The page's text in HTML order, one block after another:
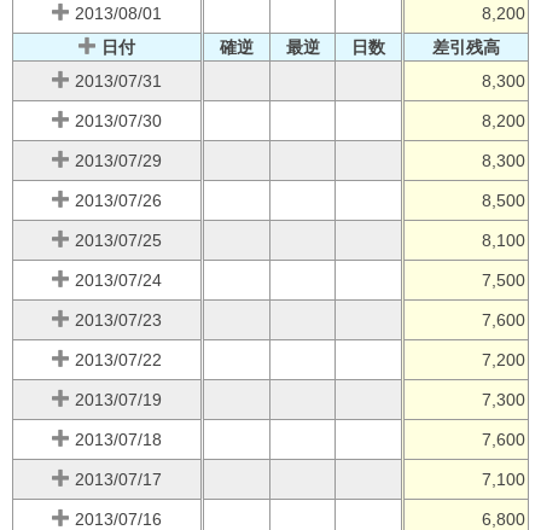
2013/08/01
8,200
日付
確逆 最逆 日数
差引残高
2013/07/31
8,300
2013/07/30 8,200
2013/07/29 8,300
2013/07/26 8,500
2013/07/25 8,100
2013/07/24 7,500
2013/07/23 7,600
2013/07/22 7,200
2013/07/19 7,300
2013/07/18 7,600
2013/07/17 7,100
2013/07/16 6,800